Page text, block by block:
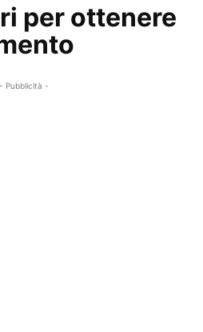
per ottenere
- Pubblicità -